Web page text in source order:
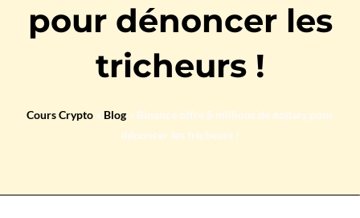
pour dénoncer les
tricheurs !
Cours Crypto » Blog » Binance offre 5 millions de dollars pour
dénoncer les tricheurs !